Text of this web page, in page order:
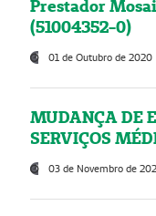
Prestador
(51004352-0)
01 de Outubro de 2020
MUDANÇA DE
SERVIÇOS
03 de Novembro de